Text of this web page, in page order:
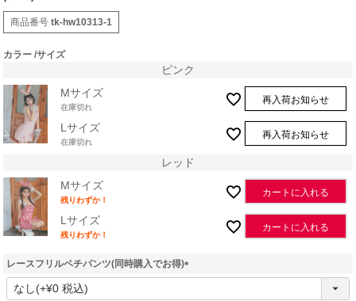
商品番号 tk-hw10313-1
カラー サイズ
ピンク
Mサイズ
在庫切れ
再入荷お知らせ
Lサイズ
在庫切れ
再入荷お知らせ
レッド
Mサイズ
残りわずか！
カートに入れる
Lサイズ
残りわずか！
カートに入れる
レースフリルペチパンツ(同時購入でお得)
(